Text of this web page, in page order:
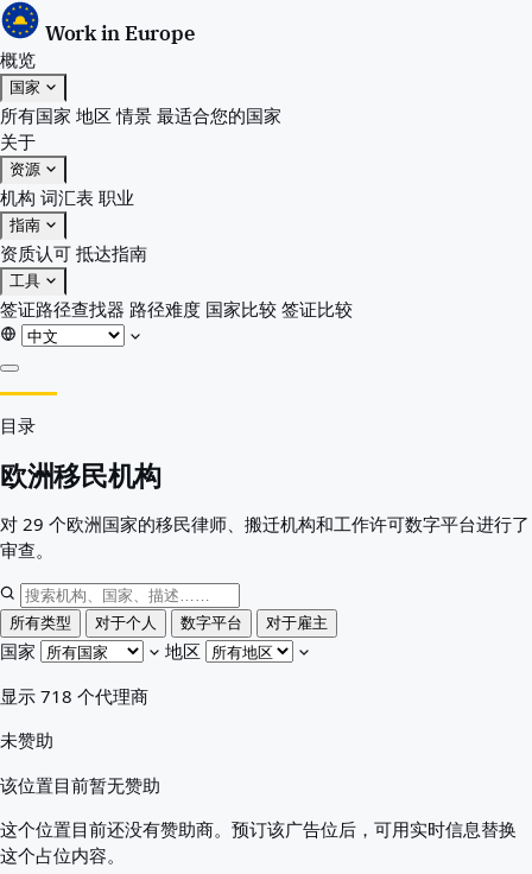
Work in Europe
概览
国家
所有国家 地区情景 最适合您的国家
关于
资源
机构 词汇表 职业
指南
资质认可 抵达指南
工具
签证路径查找器 路径难度 国家比较 签证比较
所有国家
地区
情景
最适合您的国家
资源
机构
词汇表
职业
指南
工具
签证路径查找器
路径难度
国家比较
目录
欧洲移民机构
对 29 个欧洲国家的移民律师、搬迁机构和工作许可数字平台进行了
审查。
所有类型 对于个人 数字平台 对于雇主
国家 地区
显示 718 个代理商
未赞助
该位置目前暂无赞助
这个位置目前还没有赞助商。预订该广告位后，可用实时信息替换
这个占位内容。